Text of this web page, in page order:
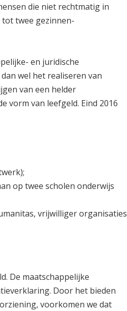
die niet rechtmatig in
twee gezinnen-
en juridische
wel het realiseren van
van een helder
vorm van leefgeld. Eind 2016
op twee scholen onderwijs
vrijwilliger organisaties
De maatschappelijke
Door het bieden
voorkomen we dat